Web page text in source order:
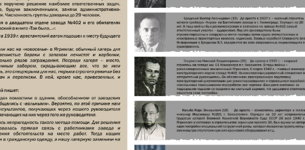
Главная Галерея Ягринлаг. Выставка "Наша память жива"
Ягринлаг. Выставка
жива"
Ягринлаг. Выставка "Наша память жива"
25.08.2015